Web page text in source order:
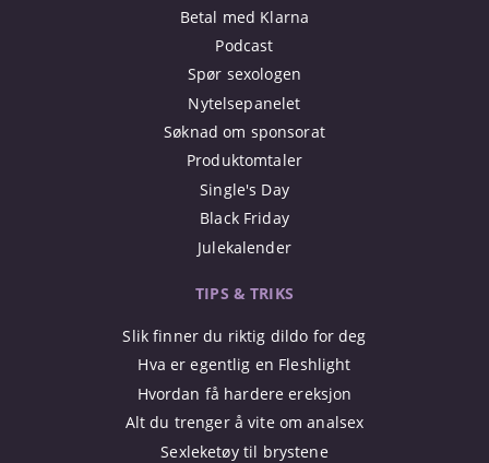
Betal med Klarna
Podcast
Spør sexologen
Nytelsepanelet
Søknad om sponsorat
Produktomtaler
Single's Day
Black Friday
Julekalender
TIPS & TRIKS
Slik finner du riktig dildo for deg
Hva er egentlig en Fleshlight
Hvordan få hardere ereksjon
Alt du trenger å vite om analsex
Sexleketøy til brystene